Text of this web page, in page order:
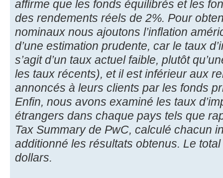
affirme que les fonds équilibrés et les
des rendements réels de 2%. Pour
nominaux nous ajoutons l’inflation
d’une estimation prudente, car le taux
s’agit d’un taux actuel faible, plutôt
les taux récents), et il est inférieur aux
annoncés à leurs clients par les fonds
Enfin, nous avons examiné les taux
étrangers dans chaque pays tels que
Tax Summary de PwC, calculé chacun
additionné les résultats obtenus. Le
dollars.